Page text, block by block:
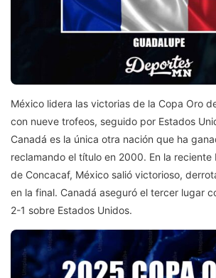
México lidera las victorias de la Copa Oro
con nueve trofeos, seguido por Estados
Canadá es la única otra nación que ha
reclamando el título en 2000. En la reciente
de Concacaf, México salió victorioso,
en la final. Canadá aseguró el tercer lugar
2-1 sobre Estados Unidos.